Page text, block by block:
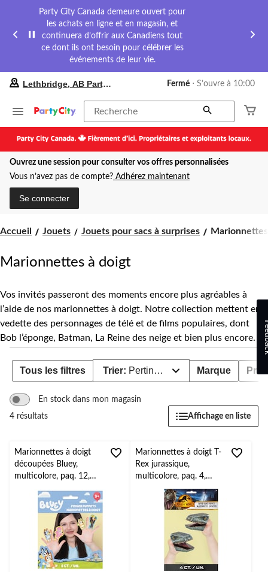
Party City Canada demeure ouvert pour
les achats en ligne et en magasin, et
continuera d’offrir aux Canadiens tout
ce dont ils ont besoin pour célébrer les
événements de leur vie.
préféré
Lethbridge,
Party
City,
courament
Fermé,
pour
Lethbridge, AB Party City Fermé ⋅ S’ouvre à 10:00
Recherche
Ouvrez une session pour consulter vos offres personnalisées
Vous n’avez pas de compte? Adhérez maintenant
Se connecter
Accueil Jouets Jouets pour sacs à surprises
Marionnettes
Marionnettes à doigt
Vos invités passeront des moments encore plus agréables à
l’aide de nos marionnettes à doigt. Notre collection mettent en
vedette des personnages de télé et de films populaires, dont
Bob l’éponge, Batman, La Reine des neige et bien plus encore.
Tous les filtres Trier: Pertinence Marque Prix
En stock dans mon magasin
4 résultats
Affichage en liste
Marionnettes à doigt
découpées Bluey,
multicolore, paq. 12,
anniversaire/cadeau-
surprise
Marionnettes à doigt T-
Rex jurassique,
multicolore, paq. 4,
anniversaire/cadeau-